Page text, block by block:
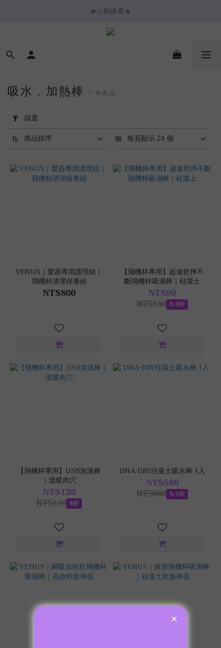
🔥心動推薦🔥
🔥心動推薦🔥
💌購物金放大折抵💌
用
篩
選
(0/20)
價格
(NT$)
吸水．加熱棒 7 件商品
篩選
商品排序
每頁顯示 24 個
VENUS｜愛器專用護理組｜
飛機杯清潔保養組
NT$800
【飛機杯專用】超速乾摔不
斷飛機杯吸濕棒｜硅藻土
NT$99
NT$150 6.6折
【飛機杯專用】USB加溫棒
｜溫暖肉穴
NT$120
NT$150 8折
DNA-DRY珪藻土吸水棒 1入
NT$580
NT$680 8.5折